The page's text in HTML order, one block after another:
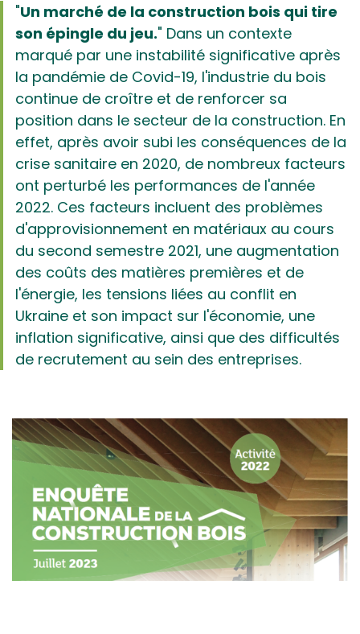
"Un marché de la construction bois qui tire
son épingle du jeu." Dans un contexte
marqué par une instabilité significative après
la pandémie de Covid-19, l'industrie du bois
continue de croître et de renforcer sa
position dans le secteur de la construction. En
effet, après avoir subi les conséquences de la
crise sanitaire en 2020, de nombreux facteurs
ont perturbé les performances de l'année
2022. Ces facteurs incluent des problèmes
d'approvisionnement en matériaux au cours
du second semestre 2021, une augmentation
des coûts des matières premières et de
l'énergie, les tensions liées au conflit en
Ukraine et son impact sur l'économie, une
inflation significative, ainsi que des difficultés
de recrutement au sein des entreprises.